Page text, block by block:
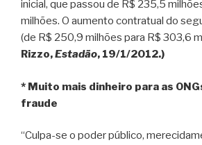
inicial, que passou de R$ 235,5
milhões. O aumento contratual do
(de R$ 250,9 milhões para R$ 303,6
Rizzo,Estadão, 19/1/2012.)
* Muito mais dinheiro para as
fraude
“Culpa-se o poder público,